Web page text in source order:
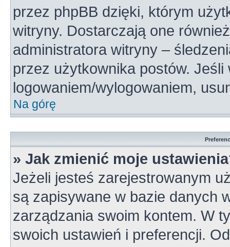
przez phpBB dzięki, którym
witryny. Dostarczają one
administratora witryny –
przez użytkownika postów.
logowaniem/wylogowaniem,
Na górę
» Jak zmienić moje
Jeżeli jesteś zarejestrowanym
są zapisywane w bazie danych
zarządzania swoim kontem. W
swoich ustawień i preferencji.